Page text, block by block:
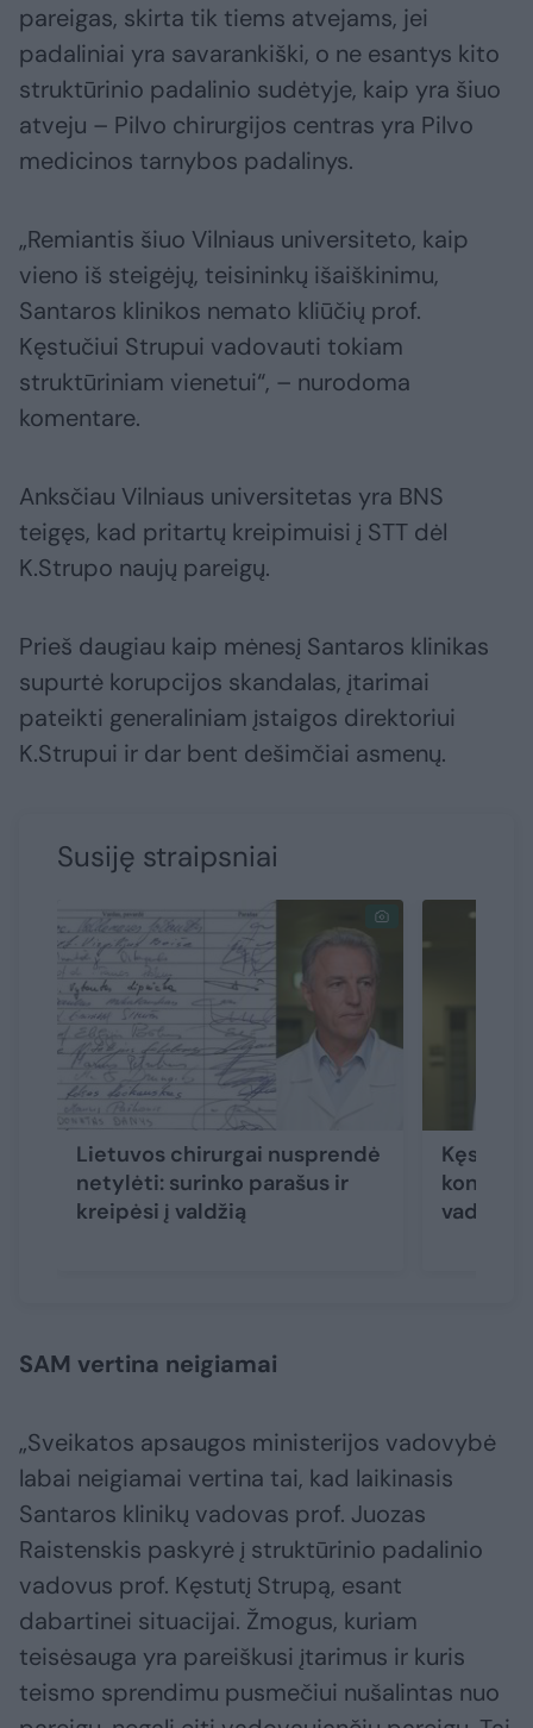
pareigas, skirta tik tiems atvejams, jei
padaliniai yra savarankiški, o ne esantys kito
struktūrinio padalinio sudėtyje, kaip yra šiuo
atveju – Pilvo chirurgijos centras yra Pilvo
medicinos tarnybos padalinys.
„Remiantis šiuo Vilniaus universiteto, kaip
vieno iš steigėjų, teisininkų išaiškinimu,
Santaros klinikos nemato kliūčių prof.
Kęstučiui Strupui vadovauti tokiam
struktūriniam vienetui“, – nurodoma
komentare.
Anksčiau Vilniaus universitetas yra BNS
teigęs, kad pritartų kreipimuisi į STT dėl
K.Strupo naujų pareigų.
Prieš daugiau kaip mėnesį Santaros klinikas
supurtė korupcijos skandalas, įtarimai
pateikti generaliniam įstaigos direktoriui
K.Strupui ir dar bent dešimčiai asmenų.
Susiję straipsniai
Lietuvos chirurgai nusprendė
netylėti: surinko parašus ir
kreipėsi į valdžią
Kęstutis
SAM vertina neigiamai
„Sveikatos apsaugos ministerijos vadovybė
labai neigiamai vertina tai, kad laikinasis
Santaros klinikų vadovas prof. Juozas
Raistenskis paskyrė į struktūrinio padalinio
vadovus prof. Kęstutį Strupą, esant
dabartinei situacijai. Žmogus, kuriam
teisėsauga yra pareiškusi įtarimus ir kuris
teismo sprendimu pusmečiui nušalintas nuo